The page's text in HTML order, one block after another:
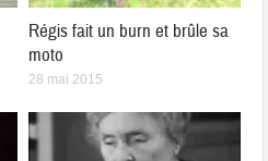
Régis fait un burn et brûle sa
moto
28 mai 2015